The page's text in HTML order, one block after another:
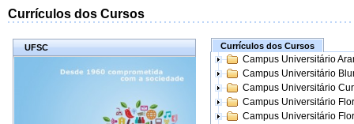
Currículos dos Cursos
UFSC Currículos dos Cursos
Campus Universitário
Campus Universitário
Campus Universitário
Campus Universitário
Campus Universitário